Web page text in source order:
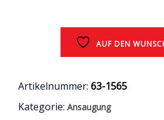
/
Charger
AUF DEN
Artikelnummer: 63-1565
Kategorie: Ansaugung